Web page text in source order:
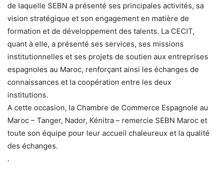
de laquelle SEBN a présenté ses principales activités, sa
vision stratégique et son engagement en matière de
formation et de développement des talents. La CECIT,
quant à elle, a présenté ses services, ses missions
institutionnelles et ses projets de soutien aux entreprises
espagnoles au Maroc, renforçant ainsi les échanges de
connaissances et la coopération entre les deux
institutions.
A cette occasion, la Chambre de Commerce Espagnole au
Maroc – Tanger, Nador, Kénitra – remercie SEBN Maroc et
toute son équipe pour leur accueil chaleureux et la qualité
des échanges.
.